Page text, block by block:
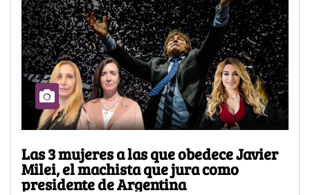
Las 3 mujeres a las que obedece Javier
Milei, el machista que jura como
presidente de Argentina